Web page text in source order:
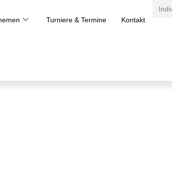
Turniere & Termine Kontakt